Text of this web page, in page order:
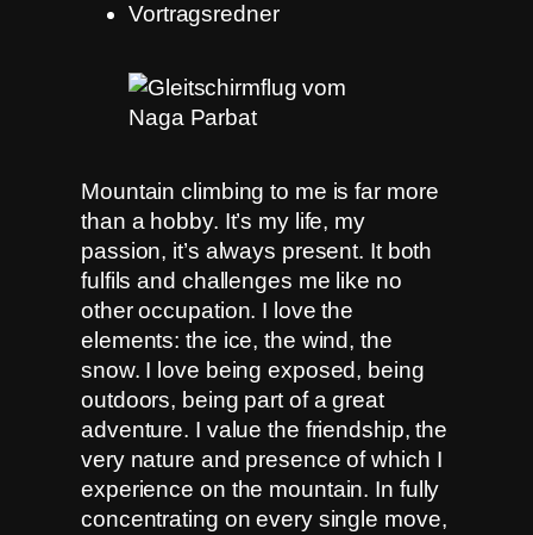
Vortragsredner
Mountain climbing to me is far more
than a hobby. It’s my life, my
passion, it’s always present. It both
fulfils and challenges me like no
other occupation. I love the
elements: the ice, the wind, the
snow. I love being exposed, being
outdoors, being part of a great
adventure. I value the friendship, the
very nature and presence of which I
experience on the mountain. In fully
concentrating on every single move,